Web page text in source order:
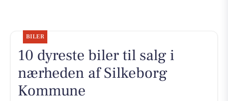
BILER
10 dyreste biler til salg i
nærheden af Silkeborg
Kommune